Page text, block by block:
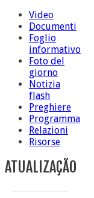
Video
Documenti
Foglio
informativo
Foto del
giorno
Notizia
flash
Preghiere
Programma
Relazioni
Risorse
ATUALIZAÇÃO